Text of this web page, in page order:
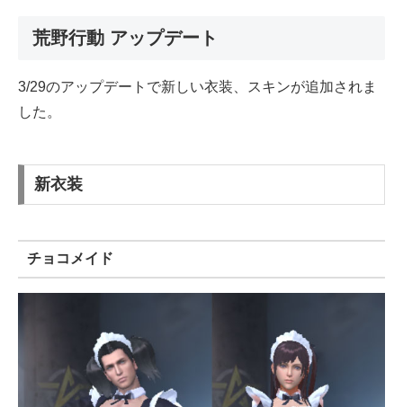
荒野行動 アップデート
3/29のアップデートで新しい衣装、スキンが追加されま
した。
新衣装
チョコメイド